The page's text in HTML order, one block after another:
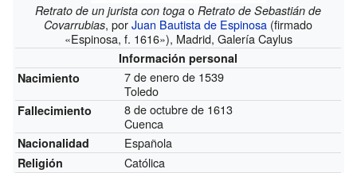
Retrato de un jurista con toga o Retrato de Sebastián de
Covarrubias, porJuan Bautista de Espinosa (firmado
«Espinosa, f. 1616»), Madrid, Galería Caylus
Información personal
Nacimiento
7 de enero de 1539
Toledo
Fallecimiento
8 de octubre de 1613
Cuenca
Nacionalidad Española
Religión Católica